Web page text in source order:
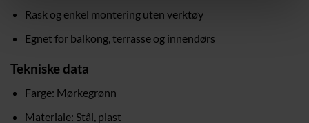
Rask og enkel montering uten verktøy
Egnet for balkong, terrasse og innendørs
Tekniske data
Farge: Mørkegrønn
Materiale: Stål, plast